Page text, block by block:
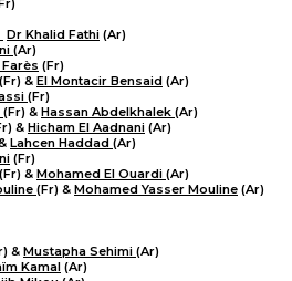
Dr Khalid Fathi (Ar)
(Ar)
(Fr)
(Fr) & El Montacir Bensaid (Ar)
(Fr)
(Fr) & Hassan Abdelkhalek (Ar)
& Hicham El Aadnani (Ar)
Lahcen Haddad (Ar)
(Fr)
(Fr) & Mohamed El Ouardi (Ar)
(Fr) & Mohamed Yasser Mouline (Ar)
& Mustapha Sehimi (Ar)
Kamal (Ar)